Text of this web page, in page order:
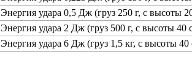
Энергия удара 0,5 Дж (груз 250 г, с высоты
Энергия удара 2 Дж (груз 500 г, с высоты 40
Энергия удара 6 Дж (груз 1,5 кг, с высоты 40